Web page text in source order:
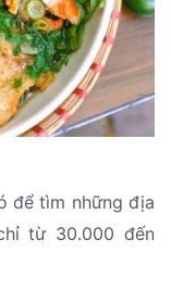
để tìm những địa
từ 30.000 đến